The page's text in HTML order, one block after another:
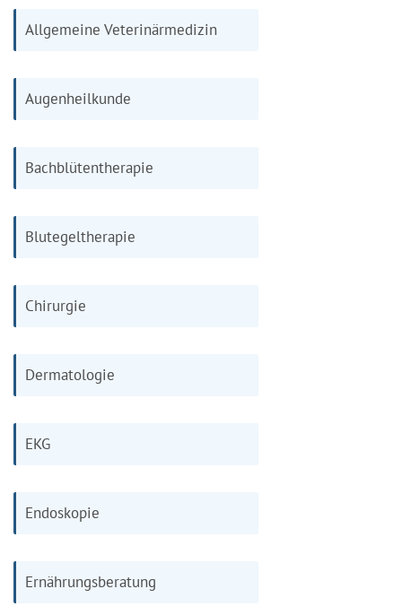
Allgemeine Veterinärmedizin
Augenheilkunde
Bachblütentherapie
Blutegeltherapie
Chirurgie
Dermatologie
EKG
Endoskopie
Ernährungsberatung